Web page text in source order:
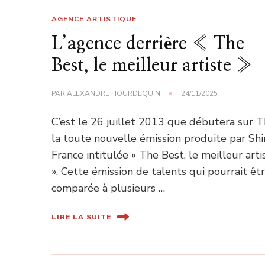
AGENCE ARTISTIQUE
L’agence derrière « The
Best, le meilleur artiste »
PARALEXANDRE HOURDEQUIN 24/11/2025
C’est le 26 juillet 2013 que débutera sur
la toute nouvelle émission produite par
France intitulée « The Best, le meilleur
». Cette émission de talents qui pourrait
comparée à plusieurs …
LIRE LA SUITE